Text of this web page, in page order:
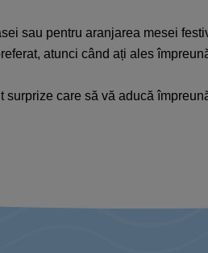
sau pentru aranjarea mesei
atunci când ați ales
care să vă aducă